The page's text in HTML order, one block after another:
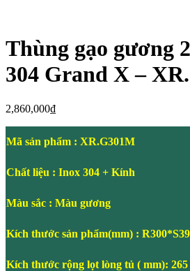
Thùng gạo gương
304 Grand X –
2,860,000₫
Mã sản phẩm : XR.G301M
Chất liệu : Inox 304 + Kính
Màu sắc : Màu gương
Kích thước sản phẩm(mm) :
Kích thước rộng lọt lòng tủ ( mm): 265